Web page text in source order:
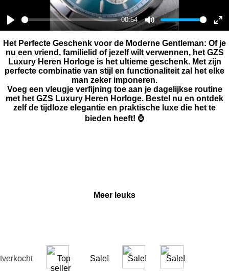
P
l
a
y
00:54
M
u
t
e
E
n
t
e
r
f
a
y
Het Perfecte Geschenk voor de Moderne Gentleman: Of je
nu een vriend, familielid of jezelf wilt verwennen, het GZS
Luxury Heren Horloge is het ultieme geschenk. Met zijn
perfecte combinatie van stijl en functionaliteit zal het elke
man zeker imponeren.
Voeg een vleugje verfijning toe aan je dagelijkse routine
met het GZS Luxury Heren Horloge. Bestel nu en ontdek
zelf de tijdloze elegantie en praktische luxe die het te
bieden heeft! ⌚
Meer leuks
Top
seller
Sale! Sale! Sale!